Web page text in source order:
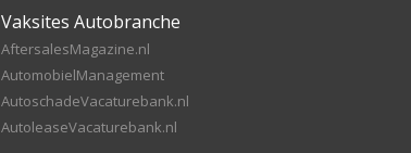
Vaksites Autobranche
AftersalesMagazine.nl
AutomobielManagement
AutoschadeVacaturebank.nl
AutoleaseVacaturebank.nl